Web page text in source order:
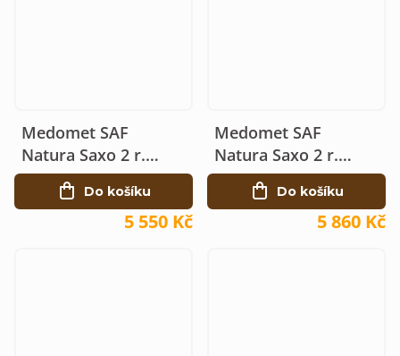
Medomet SAF
Natura Saxo 2 r.
manuální Ø42
5 550 Kč
Do košíku
Medomet SAF
Natura Saxo 2 r.
manuální Ø42
5 860 Kč
Do košíku